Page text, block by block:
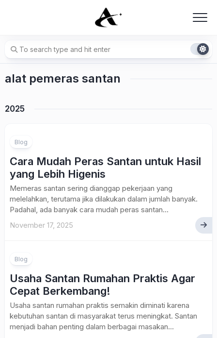
alat pemeras santan
2025
Blog
Cara Mudah Peras Santan untuk Hasil
yang Lebih Higenis
Memeras santan sering dianggap pekerjaan yang
melelahkan, terutama jika dilakukan dalam jumlah banyak.
Padahal, ada banyak cara mudah peras santan...
November 17, 2025
Blog
Usaha Santan Rumahan Praktis Agar
Cepat Berkembang!
Usaha santan rumahan praktis semakin diminati karena
kebutuhan santan di masyarakat terus meningkat. Santan
menjadi bahan penting dalam berbagai masakan...